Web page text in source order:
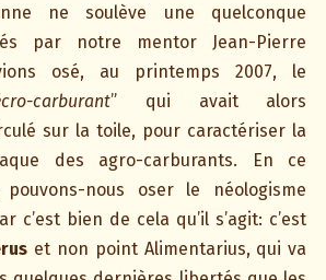
ne soulève une quelconque
par notre mentor Jean-Pierre
osé, au printemps 2007, le
carburant” qui avait alors
sur la toile, pour caractériser la
des agro-carburants. En ce
nous oser le néologisme
c’est bien de cela qu’il s’agit: c’est
et non point Alimentarius, qui va